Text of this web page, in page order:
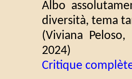
Albo
diversità, tema
(Viviana Peloso,
2024)
Critique